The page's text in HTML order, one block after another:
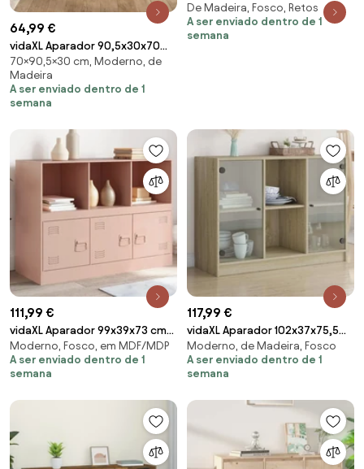
64,99 €
vidaXL Aparador 90,5x30x70
cm madeira processada cor
carvalho fumado
70×90,5×30 cm, Moderno, de
Madeira
A ser enviado dentro de 1
semana
madeira de mangueira maciça
De Madeira, Fosco, Retos
A ser enviado dentro de 1
semana
111,99 €
vidaXL Aparador 99x39x73 cm
aço rosa
Moderno, Fosco, em MDF/MDP
A ser enviado dentro de 1
semana
117,99 €
vidaXL Aparador 102x37x75,5
cm derivados de madeira
carvalho sonoma
Moderno, de Madeira, Fosco
A ser enviado dentro de 1
semana